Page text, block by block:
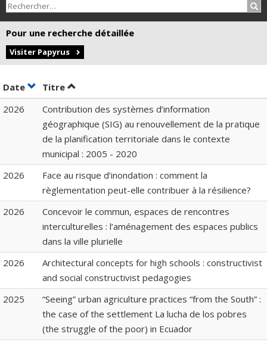
Pour une recherche détaillée
Visiter Papyrus
Date Trier par date en ordre croissant
Titre Trier par titre en ordre croissant
2026
Contribution des systèmes d’information
géographique (SIG) au renouvellement de la pratique
de la planification territoriale dans le contexte
municipal : 2005 - 2020
2026
Face au risque d’inondation : comment la
règlementation peut-elle contribuer à la résilience?
2026
Concevoir le commun, espaces de rencontres
interculturelles : l’aménagement des espaces publics
dans la ville plurielle
2026
Architectural concepts for high schools : constructivist
and social constructivist pedagogies
2025
“Seeing” urban agriculture practices “from the South” :
the case of the settlement La lucha de los pobres
(the struggle of the poor) in Ecuador